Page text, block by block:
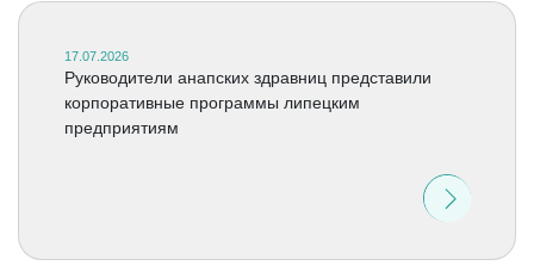
17.07.2026
Руководители анапских здравниц представили
корпоративные программы липецким
предприятиям